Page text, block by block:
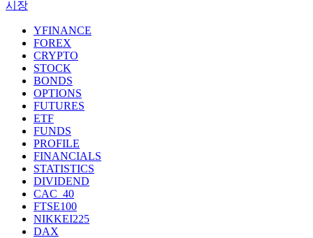
시장
YFINANCE
FOREX
CRYPTO
STOCK
BONDS
OPTIONS
FUTURES
ETF
FUNDS
PROFILE
FINANCIALS
STATISTICS
DIVIDEND
CAC_40
FTSE100
NIKKEI225
DAX